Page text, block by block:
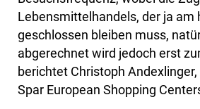
Lebensmittelhandels, der ja am
geschlossen bleiben muss,
abgerechnet wird jedoch erst
berichtet Christoph Andexlinger,
Spar European Shopping